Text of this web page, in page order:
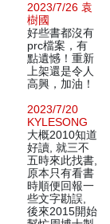
2023/7/26 袁
樹國
好些書都沒有
prc檔案，有
點遺憾！重新
上架還是令人
高興，加油！
2023/7/20
KYLESONG
大概2010知道
好讀, 就三不
五時來此找書,
原本只有看書
時順便回報一
些文字勘誤,
後來2015開始